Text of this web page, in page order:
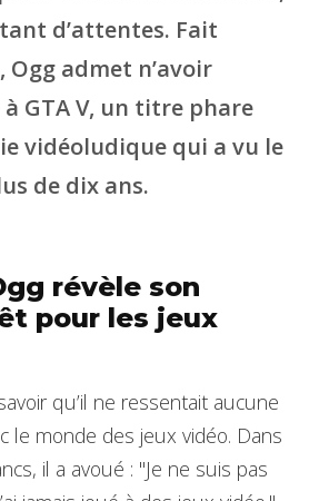
d’attentes. Fait
admet n’avoir
GTA V, un titre phare
vidéoludique qui a vu le
de dix ans.
révèle son
pour les jeux
qu’il ne ressentait aucune
le monde des jeux vidéo. Dans
il a avoué : "Je ne suis pas